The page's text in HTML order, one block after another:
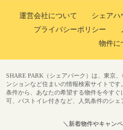
運営会社について シェアハ
プライバシーポリシー
物件に
SHARE PARK（シェアパーク）は、東京
ンションなど住まいの情報検索サイトで
条件から、あなたの希望する物件を今す
可、バストイレ付きなど、人気条件のシェ
＼新着物件やキャン